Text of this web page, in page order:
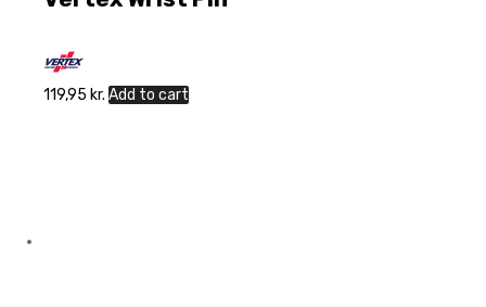
119,95 kr. Add to cart